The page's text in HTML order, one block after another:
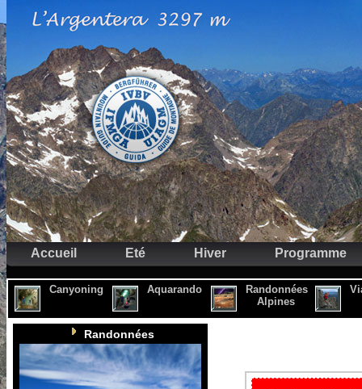
Accueil Eté Hiver Programme
Canyoning Aquarando
Randonnées
Alpines
Randonnées